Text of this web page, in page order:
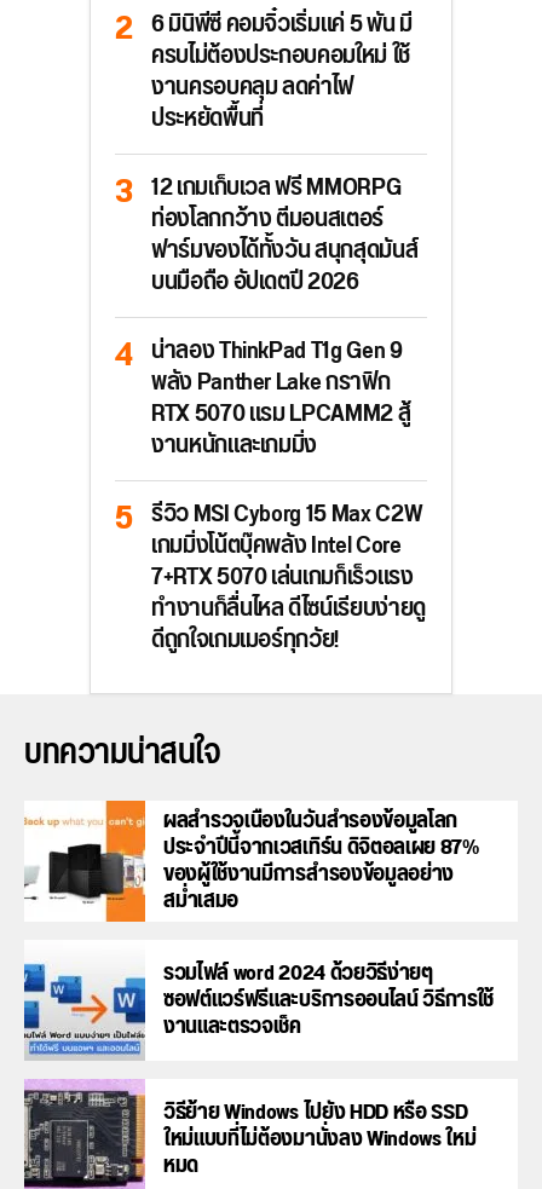
6 มินิพีซี คอมจิ๋วเริ่มแค่ 5 พัน มี
ครบไม่ต้องประกอบคอมใหม่ ใช้
งานครอบคลุม ลดค่าไฟ
ประหยัดพื้นที่
12 เกมเก็บเวล ฟรี MMORPG
ท่องโลกกว้าง ตีมอนสเตอร์
ฟาร์มของได้ทั้งวัน สนุกสุดมันส์
บนมือถือ อัปเดตปี 2026
น่าลอง ThinkPad T1g Gen 9
พลัง Panther Lake กราฟิก
RTX 5070 แรม LPCAMM2 สู้
งานหนักและเกมมิ่ง
รีวิว MSI Cyborg 15 Max C2W
เกมมิ่งโน้ตบุ๊คพลัง Intel Core
7+RTX 5070 เล่นเกมก็เร็วแรง
ทำงานก็ลื่นไหล ดีไซน์เรียบง่ายดู
ดีถูกใจเกมเมอร์ทุกวัย!
บทความน่าสนใจ
ผลสำรวจเนื่องในวันสำรองข้อมูลโลก
ประจำปีนี้จากเวสเทิร์น ดิจิตอลเผย 87%
ของผู้ใช้งานมีการสำรองข้อมูลอย่าง
สม่ำเสมอ
รวมไฟล์ word 2024 ด้วยวิธีง่ายๆ
ซอฟต์แวร์ฟรีและบริการออนไลน์ วิธีการใช้
งานและตรวจเช็ค
วิธีย้าย Windows ไปยัง HDD หรือ SSD
ใหม่แบบที่ไม่ต้องมานั่งลง Windows ใหม่
หมด